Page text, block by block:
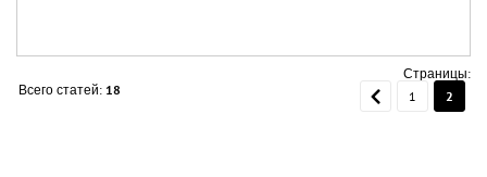
Всего статей: 18
Страницы:
1
2